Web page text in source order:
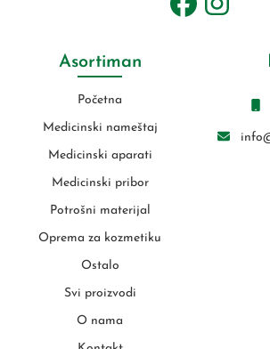
Asortiman
Početna
Medicinski nameštaj
Medicinski aparati
Medicinski pribor
Potrošni materijal
Oprema za kozmetiku
Ostalo
Svi proizvodi
O nama